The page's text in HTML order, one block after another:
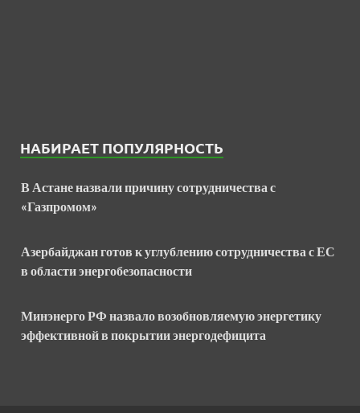
НАБИРАЕТ ПОПУЛЯРНОСТЬ
В Астане назвали причину сотрудничества с
«Газпромом»
Азербайджан готов к углублению сотрудничества с ЕС
в области энергобезопасности
Минэнерго РФ назвало возобновляемую энергетику
эффективной в покрытии энергодефицита